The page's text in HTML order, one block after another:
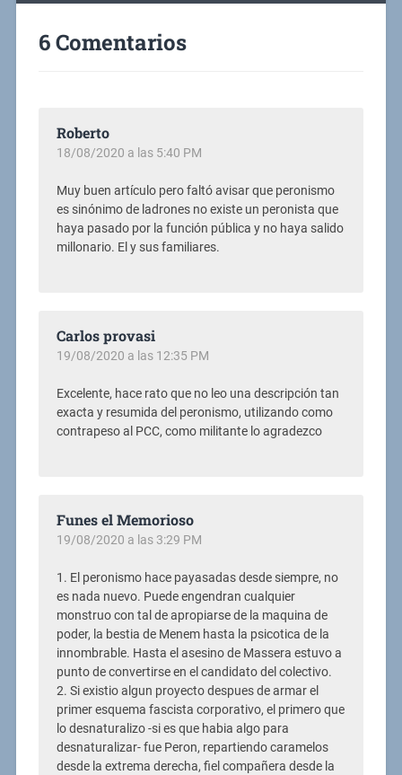
6 Comentarios
Roberto
18/08/2020 a las 5:40 PM
Muy buen artículo pero faltó avisar que peronismo
es sinónimo de ladrones no existe un peronista que
haya pasado por la función pública y no haya salido
millonario. El y sus familiares.
Carlos provasi
19/08/2020 a las 12:35 PM
Excelente, hace rato que no leo una descripción tan
exacta y resumida del peronismo, utilizando como
contrapeso al PCC, como militante lo agradezco
Funes el Memorioso
19/08/2020 a las 3:29 PM
1. El peronismo hace payasadas desde siempre, no
es nada nuevo. Puede engendran cualquier
monstruo con tal de apropiarse de la maquina de
poder, la bestia de Menem hasta la psicotica de la
innombrable. Hasta el asesino de Massera estuvo a
punto de convertirse en el candidato del colectivo.
2. Si existio algun proyecto despues de armar el
primer esquema fascista corporativo, el primero que
lo desnaturalizo -si es que habia algo para
desnaturalizar- fue Peron, repartiendo caramelos
desde la extrema derecha, fiel compañera desde la